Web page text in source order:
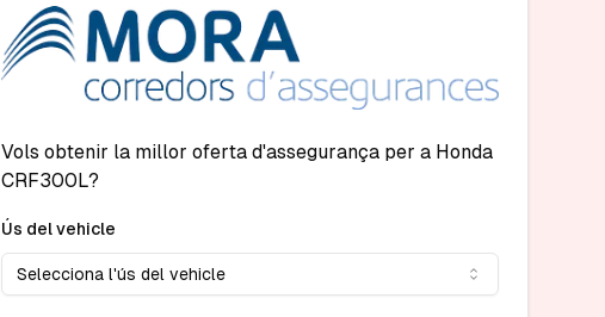
Vols obtenir la millor oferta d'assegurança per a Honda
CRF300L?
Ús del vehicle
Selecciona l'ús del vehicle